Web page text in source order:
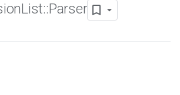
List::Parser